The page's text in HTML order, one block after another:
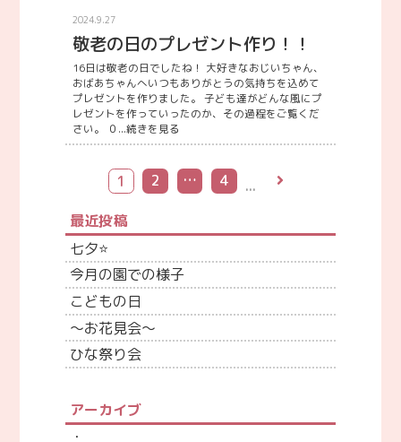
2024.9.27
敬老の日のプレゼント作り！！
16日は敬老の日でしたね！ 大好きなおじいちゃん、
おばあちゃんへいつもありがとうの気持ちを込めて
プレゼントを作りました。 子ども達がどんな風にプ
レゼントを作っていったのか、その過程をご覧くだ
さい。 ０...続きを見る
1 2 … 4
最近投稿
七夕⭐
今月の園での様子
こどもの日
～お花見会～
ひな祭り会
アーカイブ